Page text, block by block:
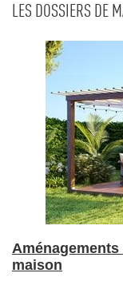
LES DOSSIERS DE
maison